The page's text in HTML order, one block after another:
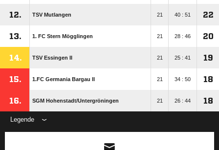
12. TSV Mutlangen 21 40 : 51 22
13. 1. FC Stern Mögglingen 21 28 : 46 20
14. TSV Essingen II 21 25 : 41 19
15. 1.FC Germania Bargau II 21 34 : 50 18
16. SGM Hohenstadt/​Untergröningen 21 26 : 44 18
Legende
ANZEIGE